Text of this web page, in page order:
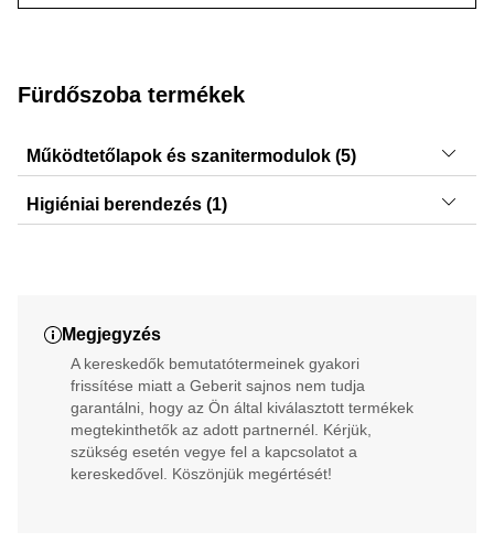
Fürdőszoba termékek
Működtetőlapok és szanitermodulok (5)
Sigma50, Sigma20, Sigma01, Sigma30, Sigma10
Higiéniai berendezés (1)
Megjegyzés
A kereskedők bemutatótermeinek gyakori
frissítése miatt a Geberit sajnos nem tudja
garantálni, hogy az Ön által kiválasztott termékek
megtekinthetők az adott partnernél. Kérjük,
szükség esetén vegye fel a kapcsolatot a
kereskedővel. Köszönjük megértését!